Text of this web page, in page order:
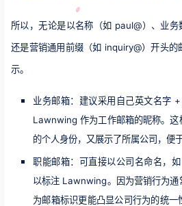
所以，无论是以名称（如 paul@）、业务
还是营销通用前缀（如 inquiry@）开头的
示。​
业务邮箱：建议采用自己英文名字
Lawnwing 作为工作邮箱的昵称。这
的个人身份，又展示了所属公司，便
职能邮箱：可直接以公司名命名，
以标注 Lawnwing。因为营销行为通
为邮箱标识更能凸显公司行为的统一